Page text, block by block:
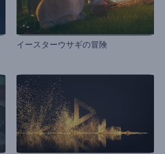
イースターウサギの冒険